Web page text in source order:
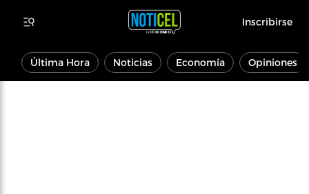
Inscribirse
Última Hora Noticias Economía Opiniones